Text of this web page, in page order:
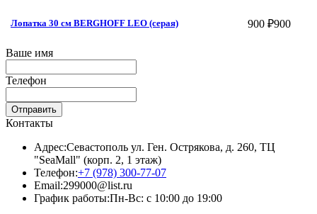
Лопатка 30 см BERGHOFF LEO (серая) 900 ₽900
Ваше имя
Телефон
Отправить
Контакты
Адрес:Севастополь ул. Ген. Острякова, д. 260, ТЦ
"SeaMall" (корп. 2, 1 этаж)
Телефон:+7 (978) 300-77-07
Email:299000@list.ru
График работы:Пн-Вс: с 10:00 до 19:00